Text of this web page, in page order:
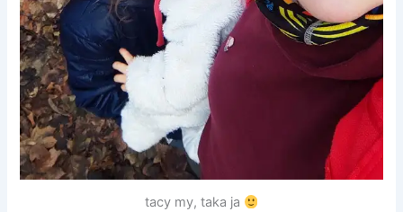
tacy my, taka ja